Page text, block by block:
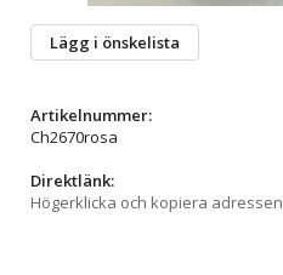
Lägg i önskelista
Artikelnummer:
Ch2670rosa
Direktlänk:
Högerklicka och kopiera adressen